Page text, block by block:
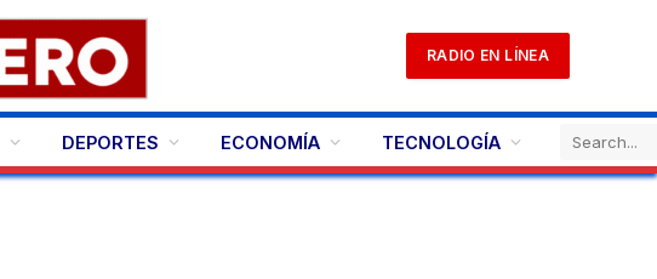
RADIO EN LÍNEA
DEPORTES ECONOMÍA TECNOLOGÍA